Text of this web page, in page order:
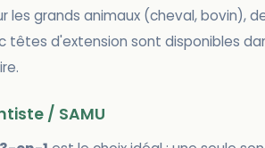
les grands animaux (cheval, bovin),
têtes d'extension sont disponibles
/ SAMU